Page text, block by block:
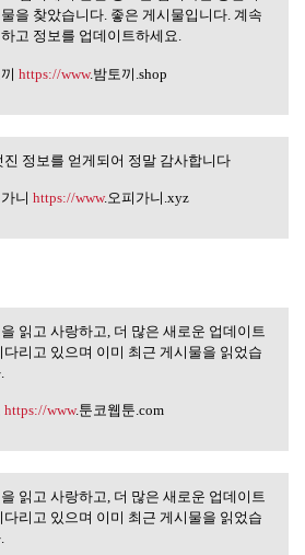
검색에서 관련 정보를 검
는 동안이 게시물을
을 찾았습니다. 좋은 게시물입니다. 계속
고 정보를 업데이트하세요.
https://www.밤토끼.shop
진 정보를 얻게되어 정말 감
니다
진 정보를 얻게되어 정말 감사합니다
니 https://www.오피가니.xyz
읽고 사랑하고, 더 많은 새
업데이트를
읽고 사랑하고, 더 많은 새로운 업데이트
다리고 있으며 이미 최근 게시물을 읽었습
https://www.툰코웹툰.com
읽고 사랑하고, 더 많은 새
업데이트를
읽고 사랑하고, 더 많은 새로운 업데이트
다리고 있으며 이미 최근 게시물을 읽었습